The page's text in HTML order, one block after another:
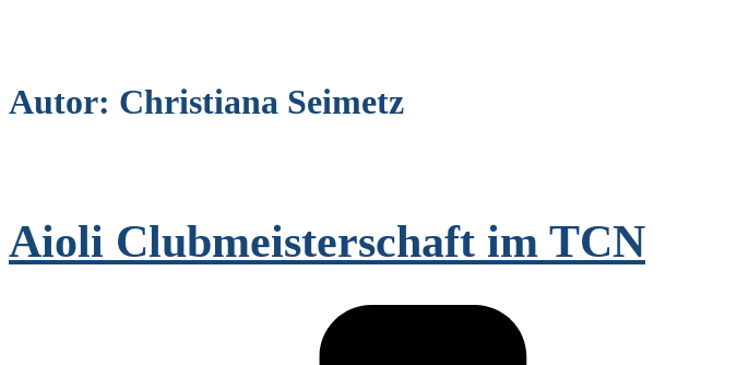
Autor: Christiana Seimetz
Aioli Clubmeisterschaft im TCN